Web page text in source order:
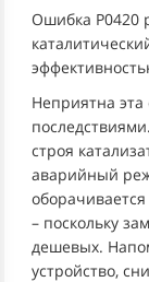
Ошибка P0420
Неприятна
строя
аварийный
– поскольку
дешевых.
устройство,